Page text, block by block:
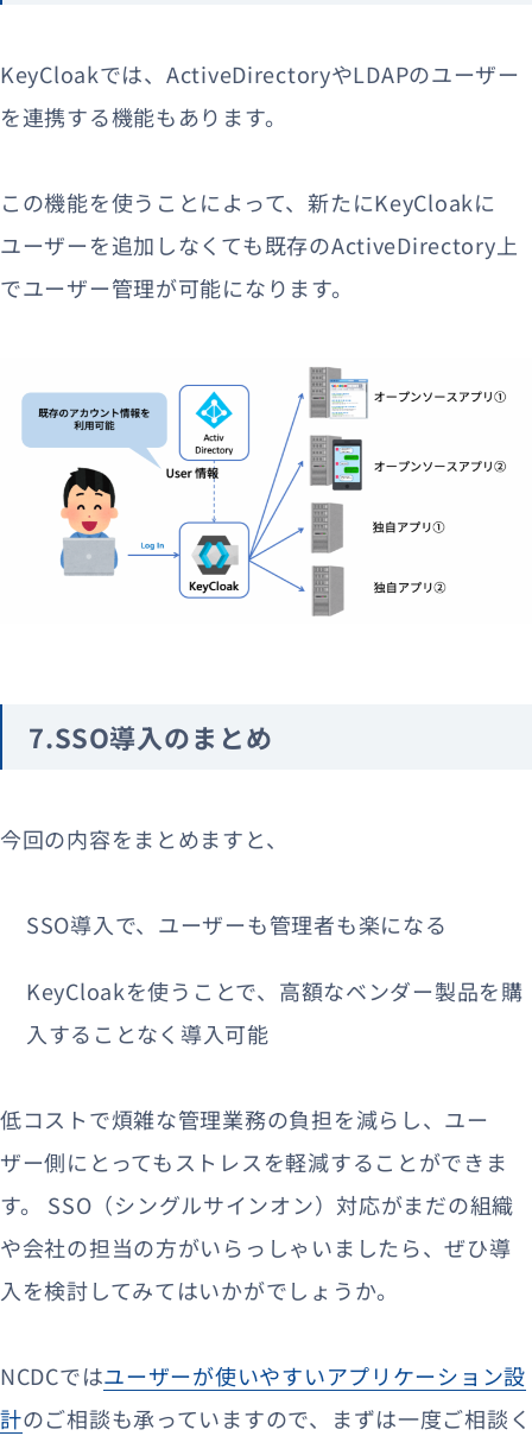
KeyCloakでは、ActiveDirectoryやLDAPのユーザー
を連携する機能もあります。
この機能を使うことによって、新たにKeyCloakに
ユーザーを追加しなくても既存のActiveDirectory上
でユーザー管理が可能になります。
7.SSO導入のまとめ
今回の内容をまとめますと、
SSO導入で、ユーザーも管理者も楽になる
KeyCloakを使うことで、高額なベンダー製品を購
入することなく導入可能
低コストで煩雑な管理業務の負担を減らし、ユー
ザー側にとってもストレスを軽減することができま
す。
SSO（シングルサインオン）対応がまだの組織
や会社の担当の方がいらっしゃいましたら、ぜひ導
入を検討してみてはいかがでしょうか。
NCDCではユーザーが使いやすいアプリケーション設
計のご相談も承っていますので、まずは一度ご相談く